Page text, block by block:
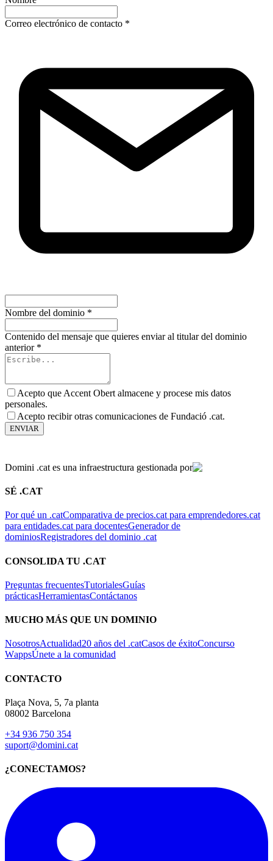
Correo electrónico de contacto *
Nombre del dominio *
Contenido del mensaje que quieres enviar al titular del dominio
anterior*
Acepto que Accent Obert almacene y procese mis datos
personales.
Acepto recibir otras comunicaciones de Fundació .cat.
ENVIAR
Domini .cat es una infraestructura gestionada por
SÉ .CAT
Por qué un .catComparativa de precios.cat para emprendedores.cat
para entidades.cat para docentesGenerador de
dominiosRegistradores del dominio .cat
CONSOLIDA TU .CAT
Preguntas frecuentesTutorialesGuías
prácticasHerramientasContáctanos
MUCHO MÁS QUE UN DOMINIO
NosotrosActualidad20 años del .catCasos de éxitoConcurso
WappsÚnete a la comunidad
CONTACTO
Plaça Nova, 5, 7a planta
08002 Barcelona
+34 936 750 354
suport@domini.cat
¿CONECTAMOS?